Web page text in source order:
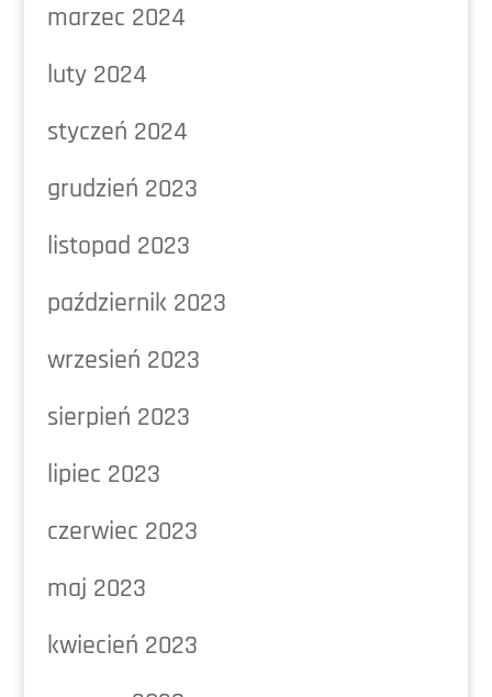
marzec 2024
luty 2024
styczeń 2024
grudzień 2023
listopad 2023
październik 2023
wrzesień 2023
sierpień 2023
lipiec 2023
czerwiec 2023
maj 2023
kwiecień 2023